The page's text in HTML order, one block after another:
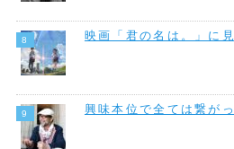
映画「君の名は。」に
興味本位で全ては繋が